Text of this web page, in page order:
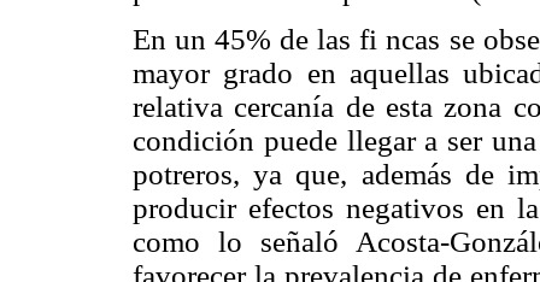
En un 45% de las fi ncas se
mayor grado en aquellas
relativa cercanía de esta zona
condición puede llegar a ser
potreros, ya que, además de
producir efectos negativos en
como lo señaló Acosta-
favorecer la prevalencia de